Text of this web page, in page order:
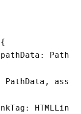
{
:
PathData ,
: